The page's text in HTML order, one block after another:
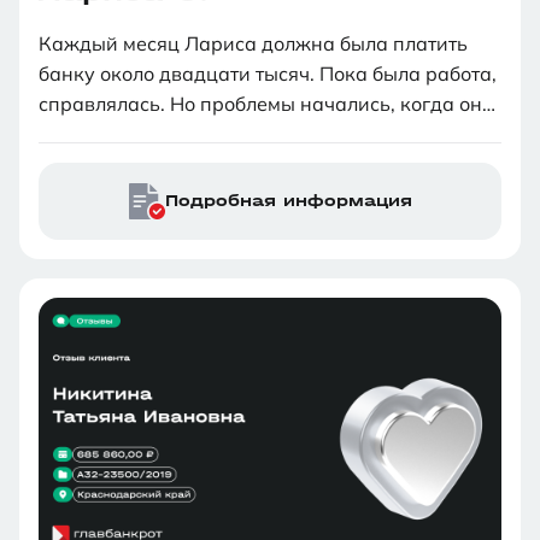
Каждый месяц Лариса должна была платить
банку около двадцати тысяч. Пока была работа,
справлялась. Но проблемы начались, когда она
посоветовали провести процедуру банкротства.
Лариса вплотную занялась изучением этого
После очень тщательного поиска остановила
Подробная информация